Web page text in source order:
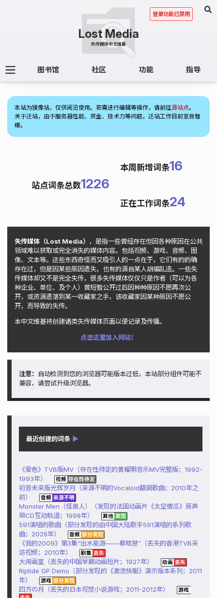
图书馆 社区 功能 指导
登录功能已禁用
本站为镜像站，仅供阅览使用。若需进行编辑等操作，请前往源站点。
关于迁站，由于服务器性能、资金、技术力等问题，迁站工作目前宣告暂
缓。
站点词条总数1226
本周新增词条16
正在工作词条24
失传媒体（Lost Media）
，是指一些曾经存在但因各种原因在公共
领域难以获取或完全消失的媒体内容。包括视频、游戏、音频、图
像、文本等。这些东西奇怪而又吸引人的一点在于，它们有的的确
存在过，但是因某些原因遗失，也有的源自某人胡编乱造。一些失
传媒体却又不是完全失传，很多失传媒体仅仅只是作者（可以为各
种企业、单位、及个人）曾短暂公开过后因种种原因不愿再次公
开，或资源遗落到某一收藏家之手，该收藏家因某种原因不愿公
开，而导致的失传。
本中文维基将创建诸类失传媒体页面以便记录及传播。
点击这里加入网站！
注意：
自动检测到您的浏览器可能版本过低，本站部分组件可能不
兼容，请尝试升级浏览器。
最近创建的词条 ▶
《爱色》TVB版MV（存在性待定的黄耀明音乐MV完整版；1992-
1993年）
初音未来版光辉岁月（来源不明的Vocaloid翻调歌曲；2010年之
前）
Monster Men（怪兽人）（发现的法国动画片《太空傻瓜》原声
带CD互动轨道；1998年）
591演唱的歌曲（部分发现的由中国大陆歌手591演唱的系列歌
曲；2026年）
《我的2009》第3集“出水能游——蔡晓慧”（丢失的香港TVB采
访视频；2010年）
大闹画室（丢失的中国早期动画短片；1927年）
Riptide GP Demo（部分发现的《激流快艇》演示版本系列；2011
年）
四方の月（丢失的日本视觉小说游戏；2011-2012年）